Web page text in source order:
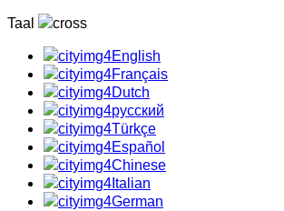
Taal
English
Français
Dutch
русский
Türkçe
Español
Chinese
Italian
German